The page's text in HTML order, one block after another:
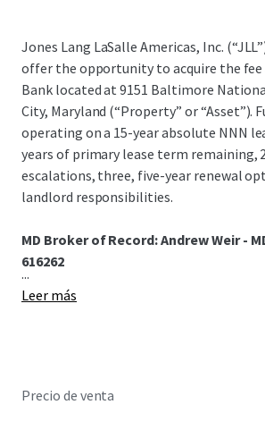
Jones Lang LaSalle Americas, Inc.
offer the opportunity to acquire the
Bank located at 9151 Baltimore
City, Maryland (“Property” or “Asset”).
operating on a 15-year absolute NNN
years of primary lease term remaining,
escalations, three, five-year renewal
landlord responsibilities.
MD Broker of Record: Andrew Weir -
616262
...
Leer más
Precio de venta